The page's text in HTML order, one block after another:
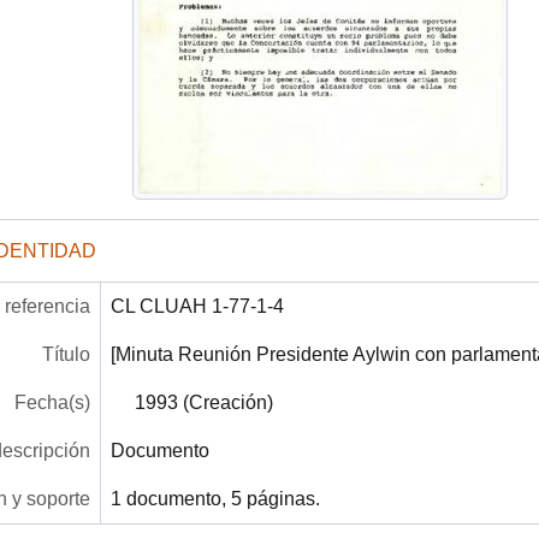
CL CLUAH 1-77-1-4
Título [Minuta Reunión Presidente Aylwin con
Fecha(s) 1993 (Creación)
Documento
y soporte 1 documento, 5 páginas.